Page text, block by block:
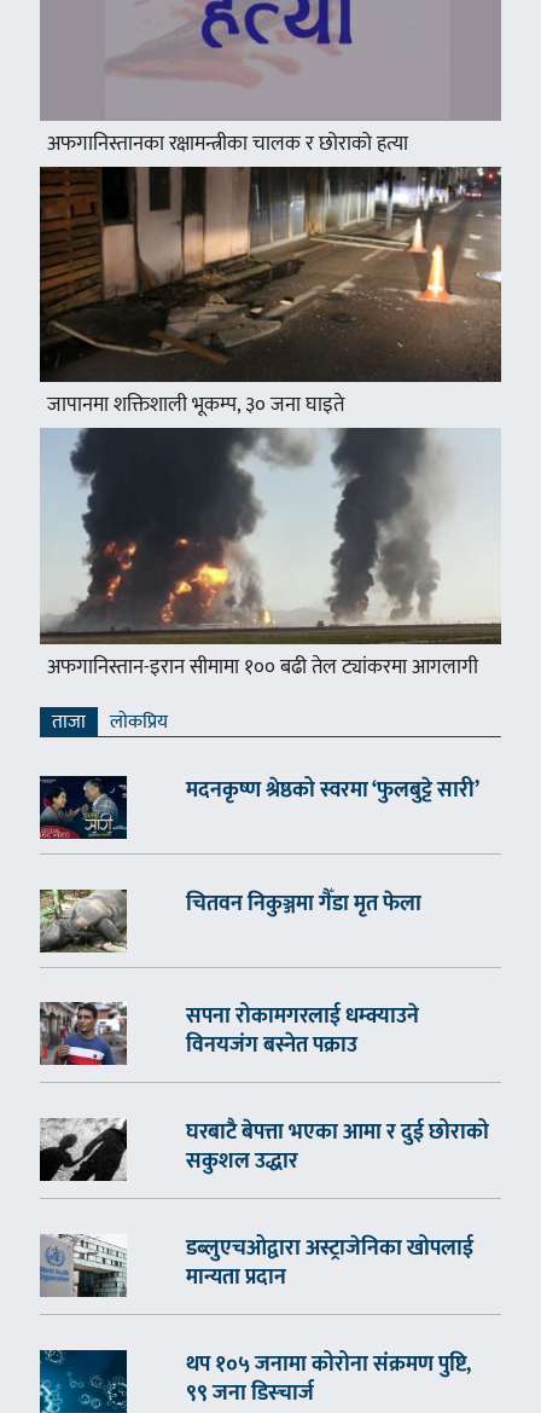
अफगानिस्तानका रक्षामन्त्रीका चालक र छोराको हत्या
जापानमा शक्तिशाली भूकम्प, ३० जना घाइते
अफगानिस्तान-इरान सीमामा १०० बढी तेल ट्यांकरमा आगलागी
ताजा लाेकप्रिय
मदनकृष्ण श्रेष्ठको स्वरमा ‘फुलबुट्टे सारी’
चितवन निकुञ्जमा गैँडा मृत फेला
सपना रोकामगरलाई धम्क्याउने
विनयजंग बस्नेत पक्राउ
घरबाटै बेपत्ता भएका आमा र दुई छोराको
सकुशल उद्धार
डब्लुएचओद्वारा अस्ट्राजेनिका खोपलाई
मान्यता प्रदान
थप १०५ जनामा कोरोना संक्रमण पुष्टि,
९९ जना डिस्चार्ज